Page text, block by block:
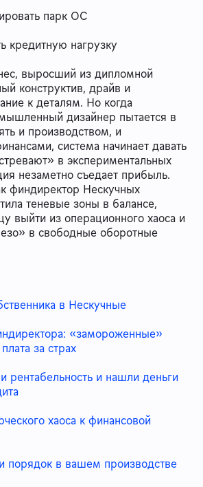
парк ОС
кредитную нагрузку
выросший из дипломной
конструктив, драйв и
к деталям. Но когда
дизайнер пытается в
и производством, и
система начинает давать
в экспериментальных
незаметно съедает прибыль.
финдиректор Нескучных
теневые зоны в балансе,
выйти из операционного хаоса и
в свободные оборотные
в Нескучные
«замороженные»
за страх
рентабельность и нашли деньги
хаоса к финансовой
порядок в вашем производстве